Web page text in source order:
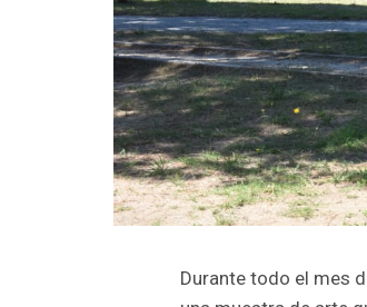
Durante todo el mes